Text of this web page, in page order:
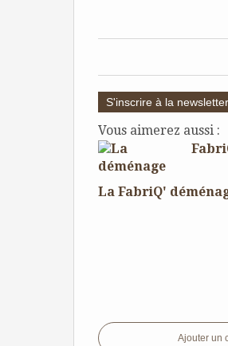
S'inscrire à la newsletter
Vous aimerez aussi :
La FabriQ'
Ajouter un